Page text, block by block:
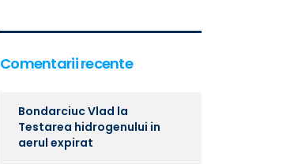
Comentarii recente
Bondarciuc Vlad la
Testarea hidrogenului in
aerul expirat